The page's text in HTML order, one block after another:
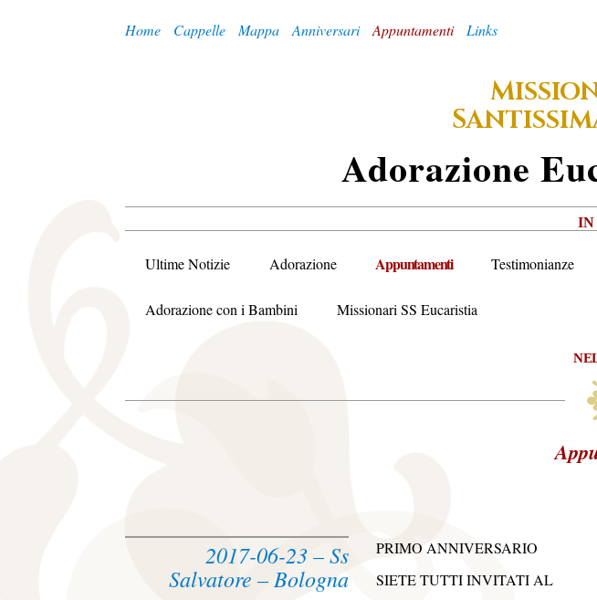
Home Cappelle Mappa Anniversari Appuntamenti Links
M
S
ADorazione E
IN
Ultime Notizie Adorazione Appuntamenti Testimonianze
Adorazione con i Bambini Missionari SS Eucaristia
2017-06-23 – Ss
Salvatore – Bologna
PRIMO ANNIVERSARIO
SIETE TUTTI INVITATI AL